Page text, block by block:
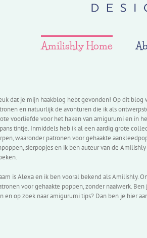
Amilishly Home
dat je mijn haakblog hebt gevonden! Op dit blog
en natuurlijk de avonturen die ik als
voorliefde voor het haken van amigurumi en in
tintje. Inmiddels heb ik al een aardig grote
waaronder patronen voor gehaakte
sierpopjes en ik ben auteur van de
is Alexa en ik ben vooral bekend als Amilishly.
voor gehaakte poppen, zonder naaiwerk.
en op zoek naar amigurumi tips? Dan ben je hier